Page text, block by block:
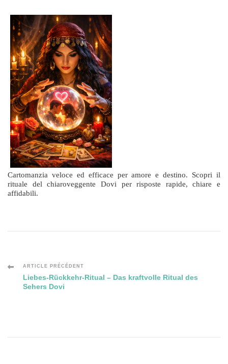
Cartomanzia veloce ed efficace per amore e destino. Scopri il
rituale del chiaroveggente Dovi per risposte rapide, chiare e
affidabili.
Navigation
des
ARTICLE PRÉCÉDENT
Liebes-Rückkehr-Ritual – Das kraftvolle Ritual des
Sehers Dovi